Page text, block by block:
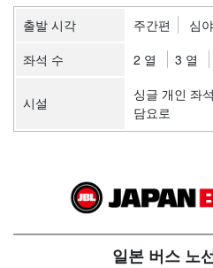
출발 시각 주간편
심
좌석 수
2 열 3 열
시설 싱글 개인 좌석
담요로
일본 버스 노